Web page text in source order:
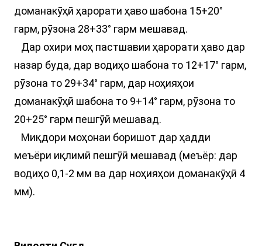
доманакӯҳӣ ҳарорати ҳаво шабона 15+20°
гарм, рӯзона 28+33° гарм мешавад.
Дар охири моҳ пастшавии ҳарорати ҳаво дар
назар буда, дар водиҳо шабона то 12+17° гарм,
рӯзона то 29+34° гарм, дар ноҳияҳои
доманакӯҳӣ шабона то 9+14° гарм, рӯзона то
20+25° гарм пешгӯӣ мешавад.
Миқдори моҳонаи боришот дар ҳадди
меъёри иқлимӣ пешгӯӣ мешавад (меъёр: дар
водиҳо 0,1-2 мм ва дар ноҳияҳои доманакӯҳӣ 4
мм).